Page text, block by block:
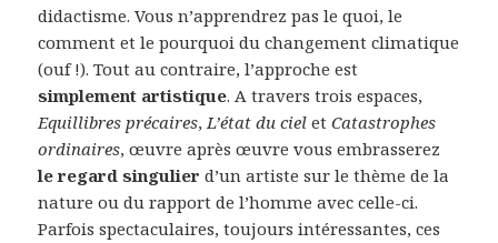
didactisme. Vous n’apprendrez pas le quoi, le
comment et le pourquoi du changement climatique
(ouf !). Tout au contraire, l’approche est
simplement artistique. A travers trois espaces,
Equillibres précaires,L’état du ciel etCatastrophes
ordinaires, œuvre après œuvre vous embrasserez
le regard singulier d’un artiste sur le thème de la
nature ou du rapport de l’homme avec celle-ci.
Parfois spectaculaires, toujours intéressantes, ces